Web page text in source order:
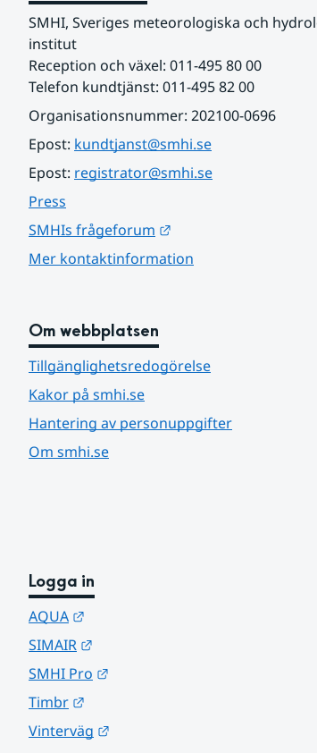
SMHI, Sveriges meteorologiska och
institut
Reception och växel: 011-495 80 00
Telefon kundtjänst: 011-495 82 00
Organisationsnummer: 202100-0696
Epost: kundtjanst@smhi.se
Epost: registrator@smhi.se
Press
SMHIs frågeforum
Mer kontaktinformation
Om webbplatsen
Tillgänglighetsredogörelse
Kakor på smhi.se
Hantering av personuppgifter
Om smhi.se
Logga in
AQUA
SIMAIR
SMHI Pro
Timbr
Vinterväg